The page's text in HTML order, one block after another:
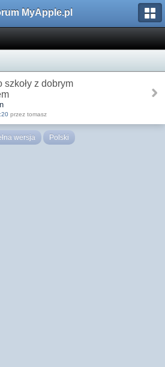
MyApple.pl
szkoły z dobrym
przez tomasz
wersja Polski